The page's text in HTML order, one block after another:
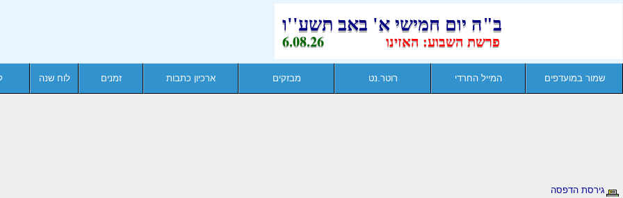
שמור במועדפים המייל החרדי רוטר.נט מבזקים ארכיון כתבות זמנים לוח שנה
גירסת הדפסה